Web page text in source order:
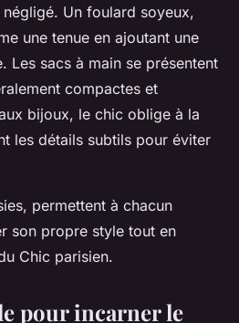
Un foulard soyeux,
une tenue en ajoutant une
Les sacs à main se présentent
compactes et
bijoux, le chic oblige à la
les détails subtils pour éviter
permettent à chacun
son propre style tout en
Chic parisien.
pour incarner le